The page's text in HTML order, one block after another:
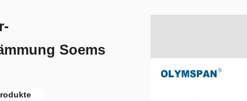
Soems